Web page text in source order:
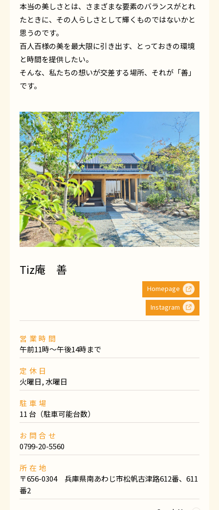
本当の美しさとは、さまざまな要素のバランスがとれ
たときに、その人らしさとして輝くものではないかと
思うのです。
百人百様の美を最大限に引き出す、とっておきの環境
と時間を提供したい。
そんな、私たちの想いが交差する場所、それが「善」
です。
Tiz庵 善
Homepage
Instagram
営業時間
午前11時〜午後14時まで
定休日
火曜日, 水曜日
駐車場
11 台（駐車可能台数）
お問合せ
0799-20-5560
所在地
〒656-0304 兵庫県南あわじ市松帆古津路612番、611
番2